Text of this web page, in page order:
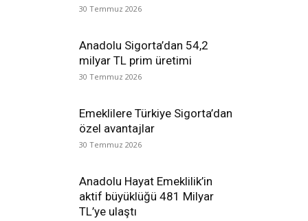
30 Temmuz 2026
Anadolu Sigorta’dan 54,2
milyar TL prim üretimi
30 Temmuz 2026
Emeklilere Türkiye Sigorta’dan
özel avantajlar
30 Temmuz 2026
Anadolu Hayat Emeklilik’in
aktif büyüklüğü 481 Milyar
TL’ye ulaştı